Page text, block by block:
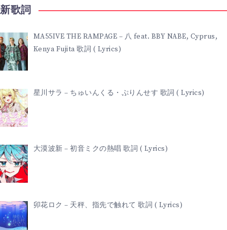
歌詞
MA55IVE THE RAMPAGE – 八 feat. BBY NABE, Cyprus,
Kenya Fujita 歌詞 ( Lyrics)
星川サラ – ちゅいんくる・ぷりんせす 歌詞 ( Lyrics)
大漠波新 – 初音ミクの熱唱 歌詞 ( Lyrics)
卯花ロク – 天秤、指先で触れて 歌詞 ( Lyrics)